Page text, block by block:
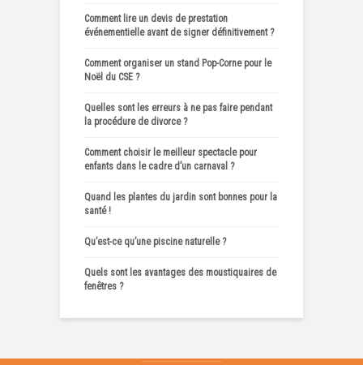
Comment lire un devis de prestation
événementielle avant de signer définitivement ?
Comment organiser un stand Pop-Corne pour le
Noël du CSE ?
Quelles sont les erreurs à ne pas faire pendant
la procédure de divorce ?
Comment choisir le meilleur spectacle pour
enfants dans le cadre d’un carnaval ?
Quand les plantes du jardin sont bonnes pour la
santé !
Qu’est-ce qu’une piscine naturelle ?
Quels sont les avantages des moustiquaires de
fenêtres ?